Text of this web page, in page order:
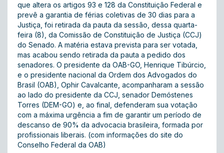
que altera os artigos 93 e 128 da Constituição Federal e
prevê a garantia de férias coletivas de 30 dias para a
Justiça, foi retirada da pauta da sessão, dessa quarta-
feira (8), da Comissão de Constituição de Justiça (CCJ)
do Senado. A matéria estava prevista para ser votada,
mas acabou sendo retirada da pauta a pedido dos
senadores. O presidente da OAB-GO, Henrique Tibúrcio,
e o presidente nacional da Ordem dos Advogados do
Brasil (OAB), Ophir Cavalcante, acompanharam a sessão
ao lado do presidente da CCJ, senador Demóstenes
Torres (DEM-GO) e, ao final, defenderam sua votação
com a máxima urgência a fim de garantir um período de
descanso de 90% da advocacia brasileira, formada por
profissionais liberais. (com informações do site do
Conselho Federal da OAB)